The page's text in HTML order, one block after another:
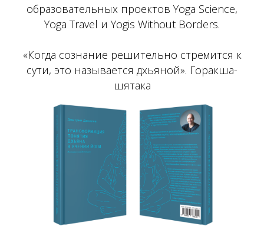
образовательных проектов Yoga Science,
Yoga Travel и Yogis Without Borders.
«Когда сознание решительно стремится к
сути, это называется дхьяной». Горакша-
шятака